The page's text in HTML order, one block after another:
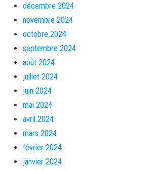
décembre 2024
novembre 2024
octobre 2024
septembre 2024
août 2024
juillet 2024
juin 2024
mai 2024
avril 2024
mars 2024
février 2024
janvier 2024